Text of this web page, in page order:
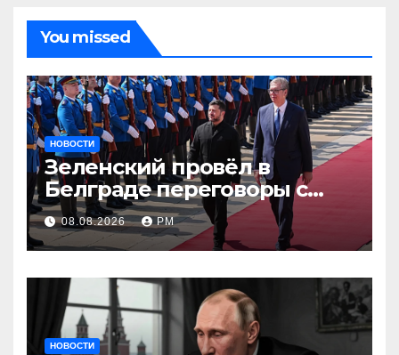
You missed
НОВОСТИ
Зеленский провёл в
Белграде переговоры с
Вучичем
08.08.2026 РМ
НОВОСТИ